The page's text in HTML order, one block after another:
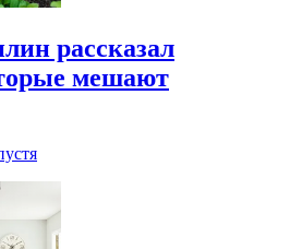
рассказал
мешают